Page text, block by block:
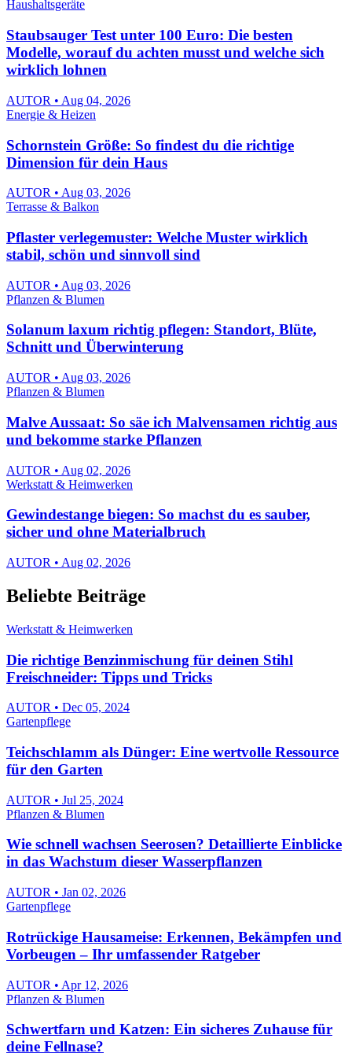
Haushaltsgeräte
Staubsauger Test unter 100 Euro: Die besten
Modelle, worauf du achten musst und welche sich
wirklich lohnen
AUTOR • Aug 04, 2026
Energie & Heizen
Schornstein Größe: So findest du die richtige
Dimension für dein Haus
AUTOR • Aug 03, 2026
Terrasse & Balkon
Pflaster verlegemuster: Welche Muster wirklich
stabil, schön und sinnvoll sind
AUTOR • Aug 03, 2026
Pflanzen & Blumen
Solanum laxum richtig pflegen: Standort, Blüte,
Schnitt und Überwinterung
AUTOR • Aug 03, 2026
Pflanzen & Blumen
Malve Aussaat: So säe ich Malvensamen richtig aus
und bekomme starke Pflanzen
AUTOR • Aug 02, 2026
Werkstatt & Heimwerken
Gewindestange biegen: So machst du es sauber,
sicher und ohne Materialbruch
AUTOR • Aug 02, 2026
Beliebte Beiträge
Werkstatt & Heimwerken
Die richtige Benzinmischung für deinen Stihl
Freischneider: Tipps und Tricks
AUTOR • Dec 05, 2024
Gartenpflege
Teichschlamm als Dünger: Eine wertvolle Ressource
für den Garten
AUTOR • Jul 25, 2024
Pflanzen & Blumen
Wie schnell wachsen Seerosen? Detaillierte Einblicke
in das Wachstum dieser Wasserpflanzen
AUTOR • Jan 02, 2026
Gartenpflege
Rotrückige Hausameise: Erkennen, Bekämpfen und
Vorbeugen – Ihr umfassender Ratgeber
AUTOR • Apr 12, 2026
Pflanzen & Blumen
Schwertfarn und Katzen: Ein sicheres Zuhause für
deine Fellnase?